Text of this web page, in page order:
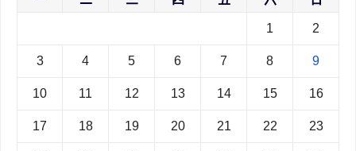
1 2
3 4 5 6 7 8 9
10 11 12 13 14 15 16
17 18 19 20 21 22 23